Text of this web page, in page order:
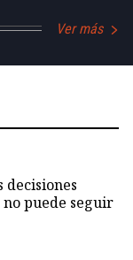
Ver más
decisiones
puede seguir